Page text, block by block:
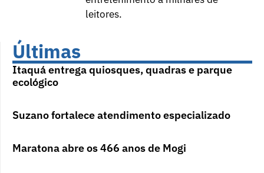
leitores.
Últimas
Itaquá entrega quiosques, quadras e parque
ecológico
Suzano fortalece atendimento especializado
Maratona abre os 466 anos de Mogi